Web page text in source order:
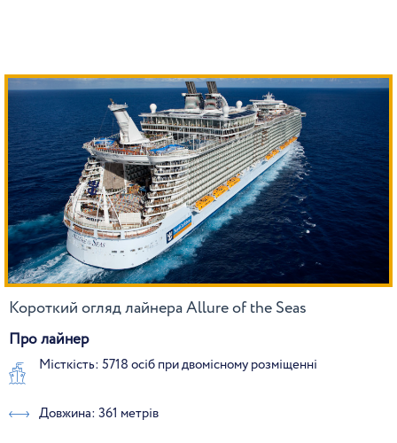
Короткий огляд лайнера Allure of the Seas
Про лайнер
Місткість: 5718 осіб при двомісному розміщенні
Довжина: 361 метрів